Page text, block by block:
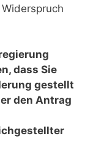
dass Sie
gestellt
den Antrag